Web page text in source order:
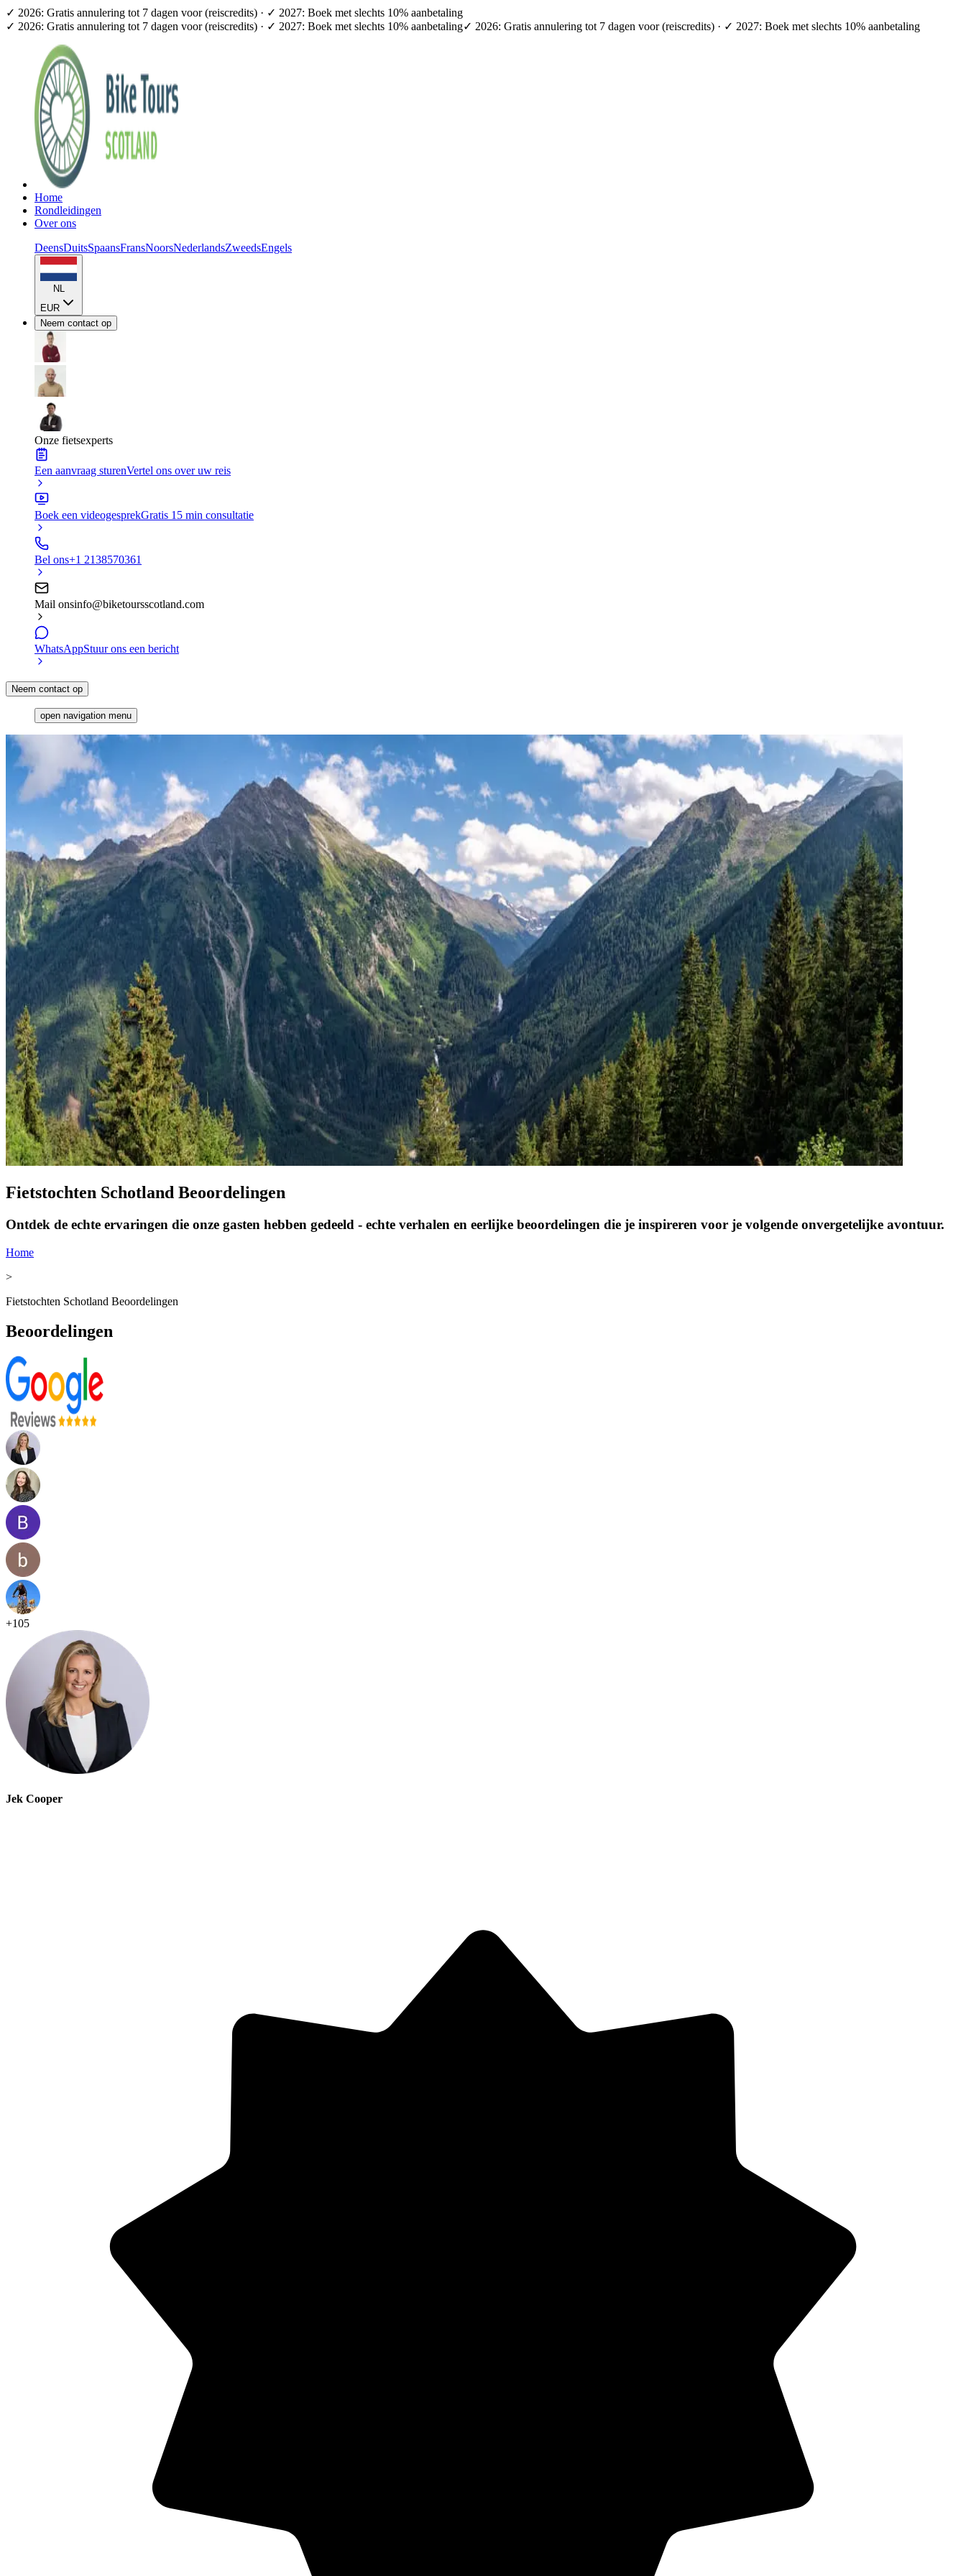
✓ 2026: Gratis annulering tot 7 dagen voor (reiscredits) · ✓ 2027: Boek met slechts 10% aanbetaling
✓ 2026: Gratis annulering tot 7 dagen voor (reiscredits) · ✓ 2027: Boek met slechts 10% aanbetaling✓ 2026: Gratis annulering tot 7 dagen voor (reiscredits) · ✓ 2027: Boek met slechts 10% aanbetaling
Home
Rondleidingen
Over ons
DeensDuitsSpaansFransNoorsNederlandsZweedsEngels
NL
EUR
Neem contact op
Onze fietsexperts
Een aanvraag sturenVertel ons over uw reis
Boek een videogesprekGratis 15 min consultatie
Bel ons+1 2138570361
Mail onsinfo@biketoursscotland.com
WhatsAppStuur ons een bericht
Neem contact op
open navigation menu
Fietstochten Schotland Beoordelingen
Ontdek de echte ervaringen die onze gasten hebben gedeeld - echte verhalen en eerlijke beoordelingen die je inspireren voor je volgende onvergetelijke avontuur.
Home
>
Fietstochten Schotland Beoordelingen
Beoordelingen
+105
Jek Cooper